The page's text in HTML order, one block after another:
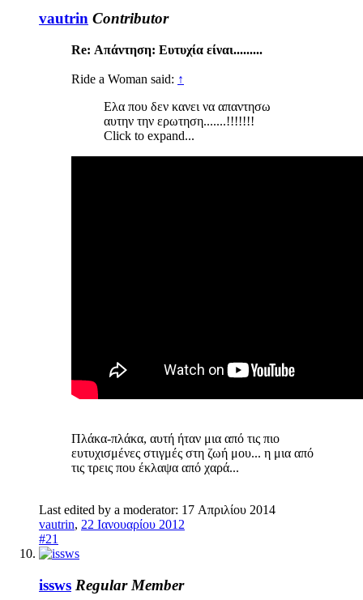
vautrin Contributor
Re: Απάντηση: Ευτυχία είναι.........
Ride a Woman said: ↑
Ελα που δεν κανει να απαντησω
αυτην την ερωτηση.......!!!!!!!
Click to expand...
Πλάκα-πλάκα, αυτή ήταν μια από τις πιο
ευτυχισμένες στιγμές στη ζωή μου... η μια από
τις τρεις που έκλαψα από χαρά...
Last edited by a moderator: 17 Απριλίου 2014
vautrin, 22 Ιανουαρίου 2012
#21
issws Regular Member